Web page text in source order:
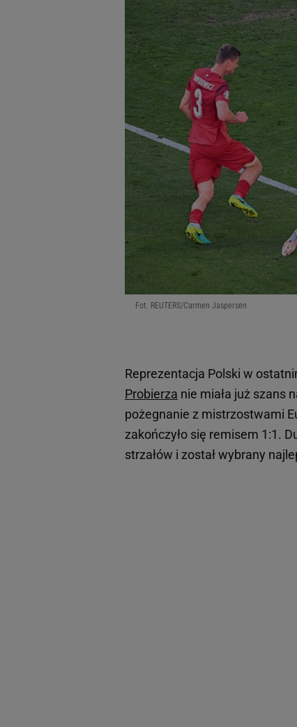
Fot. REUTERS/Carmen Jaspersen
Reprezentacja Polski w
Probierza nie miała już szans
pożegnanie z mistrzostwami
zakończyło się remisem 1:1.
strzałów i został wybrany